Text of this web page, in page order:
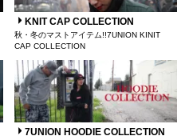
KNIT CAP COLLECTION
秋・冬のマストアイテム!!7UNION KINIT
CAP COLLECTION
7UNION HOODIE COLLECTION